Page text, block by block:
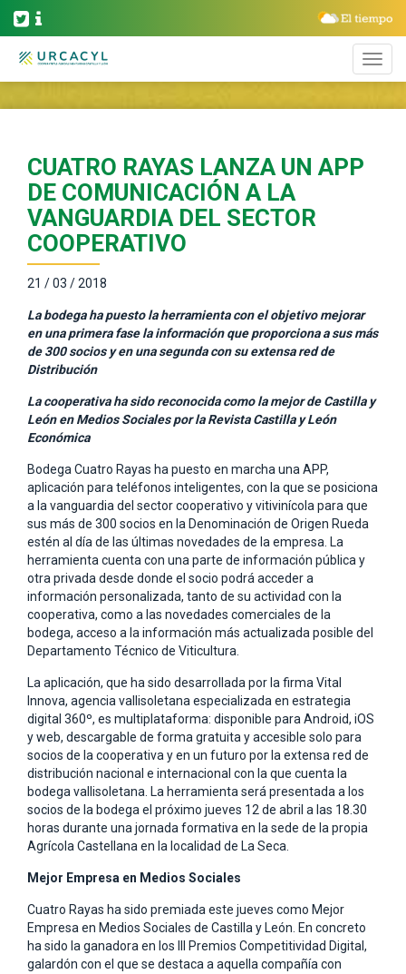
CUATRO RAYAS LANZA UN APP
DE COMUNICACIÓN A LA
VANGUARDIA DEL SECTOR
COOPERATIVO
21 / 03 / 2018
La bodega ha puesto la herramienta con el objetivo mejorar
en una primera fase la información que proporciona a sus más
de 300 socios y en una segunda con su extensa red de
Distribución
La cooperativa ha sido reconocida como la mejor de Castilla y
León en Medios Sociales por la Revista Castilla y León
Económica
Bodega Cuatro Rayas ha puesto en marcha una APP,
aplicación para teléfonos inteligentes, con la que se posiciona
a la vanguardia del sector cooperativo y vitivinícola para que
sus más de 300 socios en la Denominación de Origen Rueda
estén al día de las últimas novedades de la empresa. La
herramienta cuenta con una parte de información pública y
otra privada desde donde el socio podrá acceder a
información personalizada, tanto de su actividad con la
cooperativa, como a las novedades comerciales de la
bodega, acceso a la información más actualizada posible del
Departamento Técnico de Viticultura.
La aplicación, que ha sido desarrollada por la firma Vital
Innova, agencia vallisoletana especializada en estrategia
digital 360º, es multiplataforma: disponible para Android, iOS
y web, descargable de forma gratuita y accesible solo para
socios de la cooperativa y en un futuro por la extensa red de
distribución nacional e internacional con la que cuenta la
bodega vallisoletana. La herramienta será presentada a los
socios de la bodega el próximo jueves 12 de abril a las 18.30
horas durante una jornada formativa en la sede de la propia
Agrícola Castellana en la localidad de La Seca.
Mejor Empresa en Medios Sociales
Cuatro Rayas ha sido premiada este jueves como Mejor
Empresa en Medios Sociales de Castilla y León. En concreto
ha sido la ganadora en los III Premios Competitividad Digital,
galardón con el que se destaca a aquella compañía con